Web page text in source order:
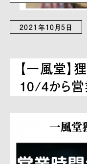
2021年10月5日
【一風堂】
10/4から営